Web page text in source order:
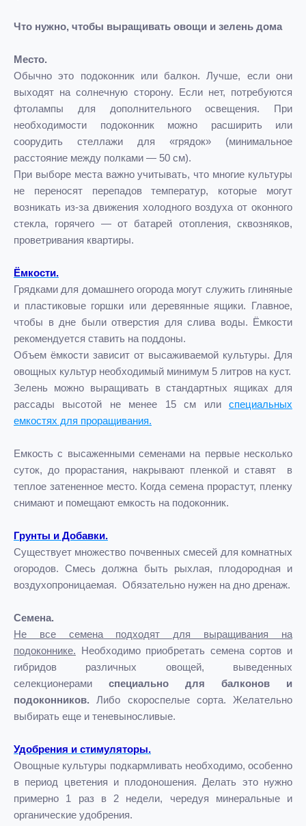
Что нужно, чтобы выращивать овощи и зелень дома
Место.
Обычно это подоконник или балкон. Лучше, если они
выходят на солнечную сторону. Если нет, потребуются
фтолампы для дополнительного освещения. При
необходимости подоконник можно расширить или
соорудить стеллажи для «грядок» (минимальное
расстояние между полками — 50 см).
При выборе места важно учитывать, что многие культуры
не переносят перепадов температур, которые могут
возникать из-за движения холодного воздуха от оконного
стекла, горячего — от батарей отопления, сквозняков,
проветривания квартиры.
Ёмкости.
Грядками для домашнего огорода могут служить глиняные
и пластиковые горшки или деревянные ящики. Главное,
чтобы в дне были отверстия для слива воды. Ёмкости
рекомендуется ставить на поддоны.
Объем ёмкости зависит от высаживаемой культуры. Для
овощных культур необходимый минимум 5 литров на куст.
Зелень можно выращивать в стандартных ящиках для
рассады высотой не менее 15 см или специальных
емкостях для проращивания.
Емкость с высаженными семенами на первые несколько
суток, до прорастания, накрывают пленкой и ставят в
теплое затененное место. Когда семена прорастут, пленку
снимают и помещают емкость на подоконник.
Грунты и Добавки.
Существует множество почвенных смесей для комнатных
огородов. Смесь должна быть рыхлая, плодородная и
воздухопроницаемая. Обязательно нужен на дно дренаж.
Семена.
Не все семена подходят для выращивания на
подоконнике. Необходимо приобретать семена сортов и
гибридов различных овощей, выведенных
селекционерами специально для балконов и
подоконников.Либо скороспелые сорта. Желательно
выбирать еще и теневыносливые.
Удобрения и стимуляторы.
Овощные культуры подкармливать необходимо, особенно
в период цветения и плодоношения. Делать это нужно
примерно 1 раз в 2 недели, чередуя минеральные и
органические удобрения.